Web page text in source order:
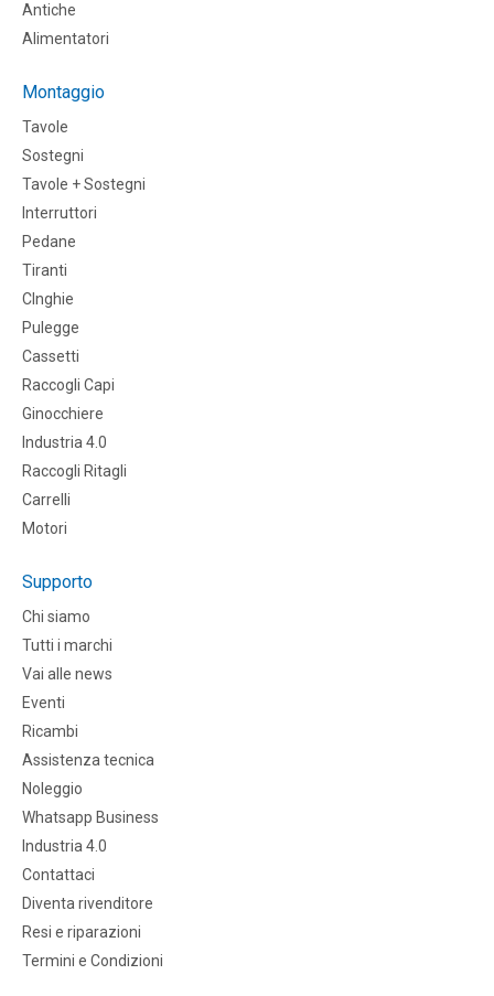
Antiche
Alimentatori
Montaggio
Tavole
Sostegni
Tavole + Sostegni
Interruttori
Pedane
Tiranti
CInghie
Pulegge
Cassetti
Raccogli Capi
Ginocchiere
Industria 4.0
Raccogli Ritagli
Carrelli
Motori
Supporto
Chi siamo
Tutti i marchi
Vai alle news
Eventi
Ricambi
Assistenza tecnica
Noleggio
Whatsapp Business
Industria 4.0
Contattaci
Diventa rivenditore
Resi e riparazioni
Termini e Condizioni